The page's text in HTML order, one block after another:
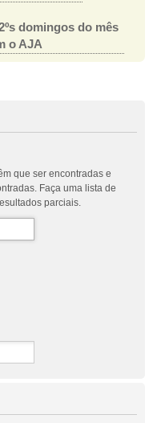
domingos do mês
o AJA
que ser encontradas e
Faça uma lista de
parciais.